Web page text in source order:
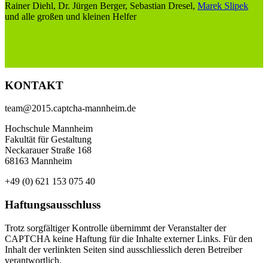
Rainer Diehl, Dr. Jürgen Berger, Sebastian Dresel, Marek Slipek
und alle großen und kleinen Helfer
KONTAKT
team@2015.captcha-mannheim.de
Hochschule Mannheim
Fakultät für Gestaltung
Neckarauer Straße 168
68163 Mannheim
+49 (0) 621 153 075 40
Haftungsausschluss
Trotz sorgfältiger Kontrolle übernimmt der Veranstalter der
CAPTCHA keine Haftung für die Inhalte externer Links. Für den
Inhalt der verlinkten Seiten sind ausschliesslich deren Betreiber
verantwortlich.